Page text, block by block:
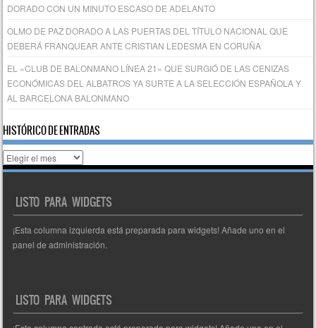
DORADO CON UN MINUTO ESCASO DE ADELANTO
OLMO DE PAZ DORADO A LAS PUERTAS DEL TÍTULO NACIONAL QUE
DEBERÁ FRANQUEAR ANTE CRISTIAN LEDESMA EN CORUÑA
EL «CLUB DE BALONMANO LÍNEA 21» QUE SURGIÓ DE LAS CENIZAS
ECONÓMICAS DEL ALBATROS YA SURTE A LA SELECCIÓN ESPAÑOLA Y
AL BARCELONA BALONMANO
HISTÓRICO DE ENTRADAS
Histórico
de
LISTO PARA WIDGETS
¡Esta columna izquierda está preparada para widgets! Añade uno en el
panel de administración.
LISTO PARA WIDGETS